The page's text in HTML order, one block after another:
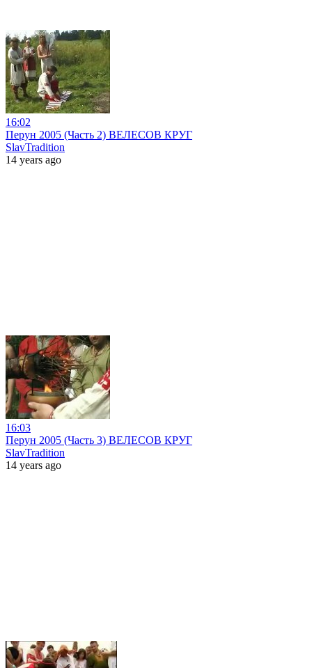
16:02
Перун 2005 (Часть 2) ВЕЛЕСОВ КРУГ
SlavTradition
14 years ago
16:03
Перун 2005 (Часть 3) ВЕЛЕСОВ КРУГ
SlavTradition
14 years ago